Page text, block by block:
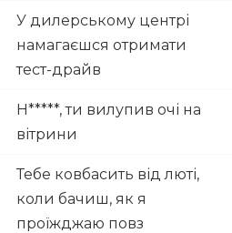
У дилерському центрі
намагаєшся отримати
тест-драйв
Н*****, ти вилупив очі на
вітрини
Тебе ковбасить від люті,
коли бачиш, як я
проїжджаю повз